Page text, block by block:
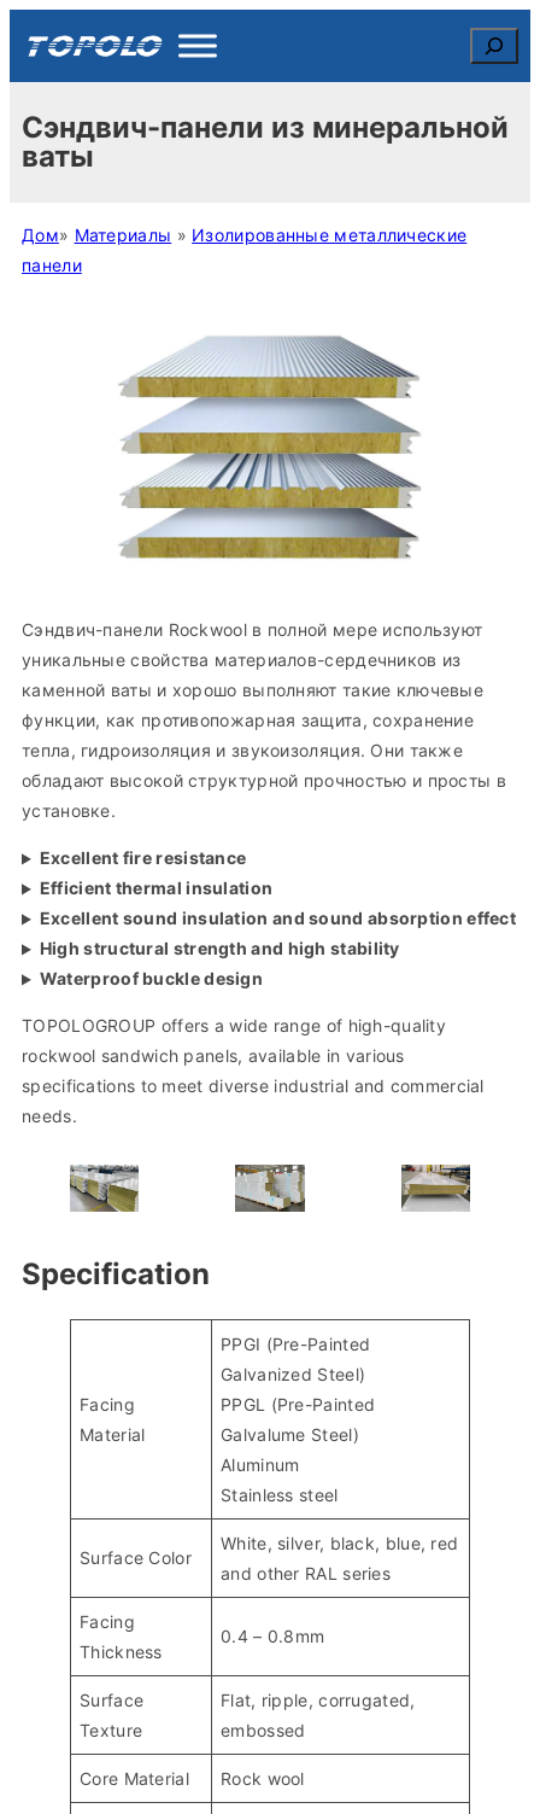
Search
Сэндвич-панели из минеральной
ваты
Дом» Материалы » Изолированные металлические
панели
Сэндвич-панели Rockwool в полной мере используют
уникальные свойства материалов-сердечников из
каменной ваты и хорошо выполняют такие ключевые
функции, как противопожарная защита, сохранение
тепла, гидроизоляция и звукоизоляция. Они также
обладают высокой структурной прочностью и просты в
установке.
Excellent fire resistance
Efficient thermal insulation
Excellent sound insulation and sound absorption effect
High structural strength and high stability
Waterproof buckle design
TOPOLOGROUP offers a wide range of high-quality
rockwool sandwich panels, available in various
specifications to meet diverse industrial and commercial
needs.
Specification
Facing
Material
PPGI (Pre-Painted
Galvanized Steel)
PPGL (Pre-Painted
Galvalume Steel)
Aluminum
Stainless steel
Surface Color
White, silver, black, blue, red
and other RAL series
Facing
Thickness
0.4 – 0.8mm
Surface
Texture
Flat, ripple, corrugated,
embossed
Core Material Rock wool